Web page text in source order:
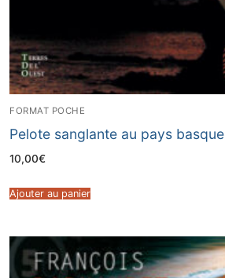
FORMAT POCHE
Pelote sanglante au pays basque
10,00€
Ajouter au panier